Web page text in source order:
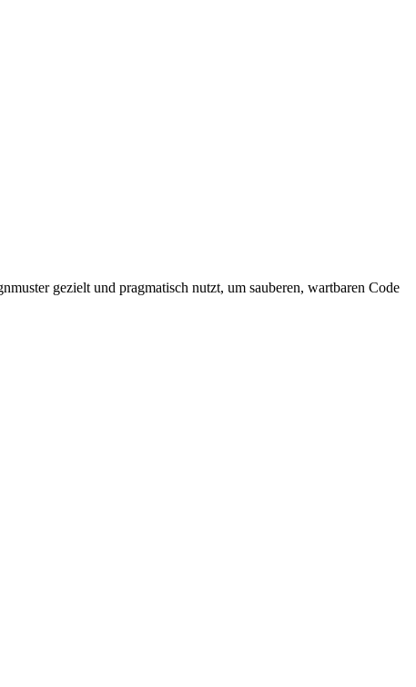
gezielt und pragmatisch nutzt, um sauberen, wartbaren Code